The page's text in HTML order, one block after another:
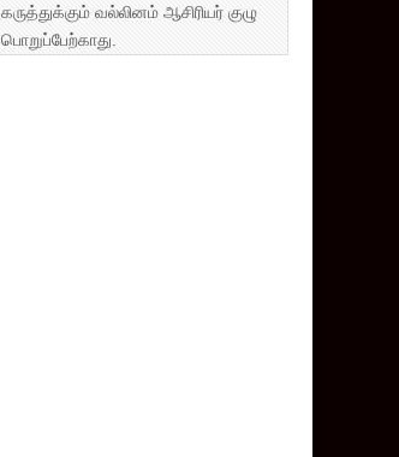
கருத்துக்கும் வல்லினம் ஆசிரியர் குழு
பொறுப்பேற்காது.